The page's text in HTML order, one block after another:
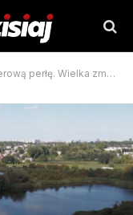
zmiana w polskim mieście